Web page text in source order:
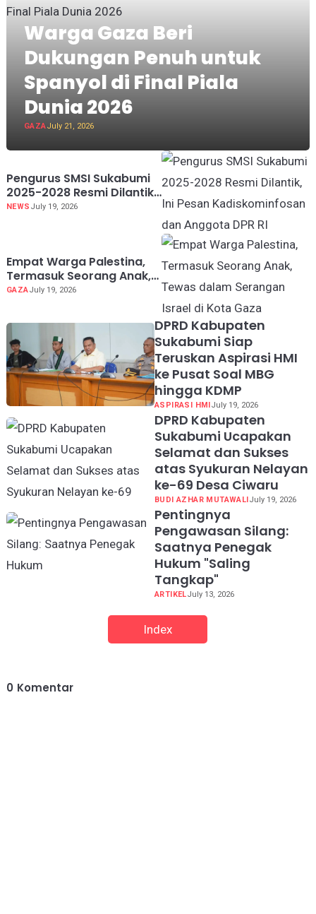
Warga Gaza Beri
Dukungan Penuh untuk
Spanyol di Final Piala
Dunia 2026
GAZAJuly 21, 2026
Pengurus SMSI Sukabumi
2025-2028 Resmi Dilantik,
Ini Pesan Kadiskominfosan
NEWS July 19, 2026
Empat Warga Palestina,
Termasuk Seorang Anak,
Tewas dalam Serangan
GAZAJuly 19, 2026
DPRD Kabupaten
Sukabumi Siap
Teruskan Aspirasi HMI
ke Pusat Soal MBG
hingga KDMP
ASPIRASI HMI July 19, 2026
DPRD Kabupaten
Sukabumi Ucapakan
Selamat dan Sukses
atas Syukuran Nelayan
ke-69 Desa Ciwaru
BUDI AZHAR MUTAWALI July 19, 2026
Pentingnya
Pengawasan Silang:
Saatnya Penegak
Hukum "Saling
Tangkap"
ARTIKELJuly 13, 2026
Index
0 Komentar